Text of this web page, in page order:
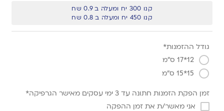
קנו 300 יח ומעלה ב 0.9 שח
קנו 450 יח ומעלה ב 0.8 שח
גודל ההזמנות*
12*17 ס"מ
15*15 ס"מ
זמן הפקת הזמנות חתונה עד 3 ימי עסקים מאישר הגרפיקה*
אני מאשר/ת את זמן ההפקה